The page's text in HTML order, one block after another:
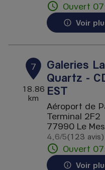
Ouvert
Voir
7
18.86
km
Galeries
Quartz -
EST
Aéroport de
Terminal 2F2
77990 Le
4,6/5 Note de 4.6 sur
(123 avis)
Ouvert
Voir